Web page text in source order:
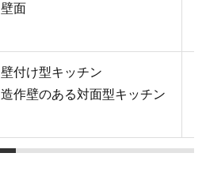
壁面
壁付け型キッチン
造作壁のある対面型キッチン